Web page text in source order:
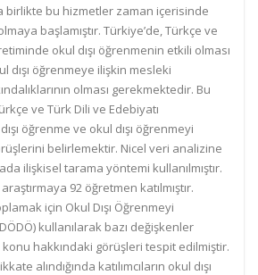
birlikte bu hizmetler zaman içerisinde
başlamıştır. Türkiye’de, Türkçe ve
okul dışı öğrenmenin etkili olması
dışı öğrenmeye ilişkin mesleki
olması gerekmektedir. Bu
ve Türk Dili ve Edebiyatı
öğrenme ve okul dışı öğrenmeyi
belirlemektir. Nicel veri analizine
ilişkisel tarama yöntemi kullanılmıştır.
92 öğretmen katılmıştır.
için Okul Dışı Öğrenmeyi
kullanılarak bazı değişkenler
konu hakkındaki görüşleri tespit edilmiştir.
alındığında katılımcıların okul dışı